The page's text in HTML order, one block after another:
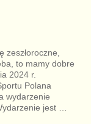
zeszłoroczne,
to mamy dobre
2024 r.
Polana
wydarzenie
jest